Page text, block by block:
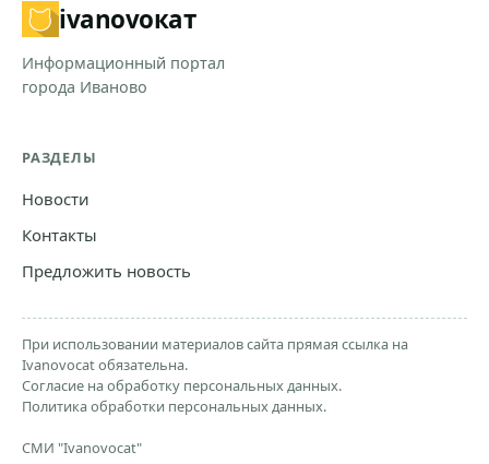
ivanovoкат
Информационный портал
города Иваново
РАЗДЕЛЫ
Новости
Контакты
Предложить новость
При использовании материалов сайта прямая ссылка на
Ivanovocat обязательна.
Согласие на обработку персональных данных.
Политика обработки персональных данных.
СМИ "Ivanovocat"